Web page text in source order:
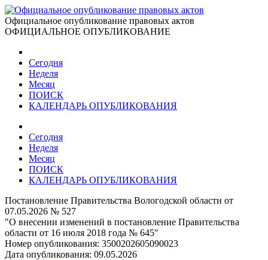
Официальное опубликование правовых актов
ОФИЦИАЛЬНОЕ ОПУБЛИКОВАНИЕ
Сегодня
Неделя
Месяц
ПОИСК
КАЛЕНДАРЬ ОПУБЛИКОВАНИЯ
Сегодня
Неделя
Месяц
ПОИСК
КАЛЕНДАРЬ ОПУБЛИКОВАНИЯ
Постановление Правительства Вологодской области от
07.05.2026 № 527
"О внесении изменений в постановление Правительства
области от 16 июля 2018 года № 645"
Номер опубликования: 3500202605090023
Дата опубликования: 09.05.2026